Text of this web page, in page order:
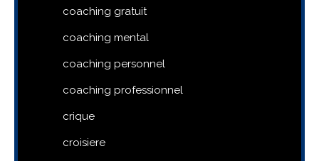
coaching gratuit
coaching mental
coaching personnel
coaching professionnel
crique
croisiere